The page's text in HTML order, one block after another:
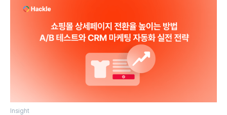
Insight